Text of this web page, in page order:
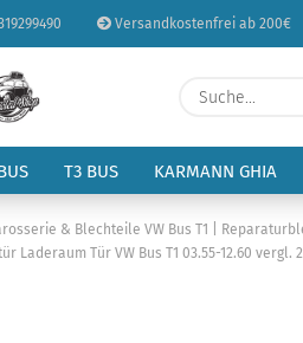
Versandkostenfrei ab 200€
T3 BUS KARMANN GHIA
& Blechteile VW Bus T1 |
Laderaum Tür VW Bus T1 03.55-12.60 vergl.